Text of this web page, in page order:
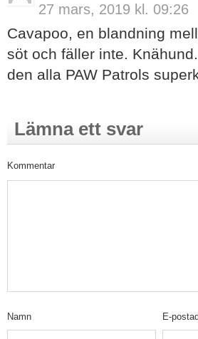
27 mars, 2019 kl. 09:26
Cavapoo, en blandning
söt och fäller inte.
den alla PAW Patrols
Lämna ett svar
Kommentar
Namn E-